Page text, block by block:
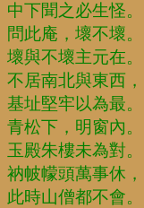
中下聞之必生怪。
問此庵，壞不壞。
壞與不壞主元在。
不居南北與東西，
基址堅牢以為最。
青松下，明窗內。
玉殿朱樓未為對。
衲帔幪頭萬事休，
此時山僧都不會。